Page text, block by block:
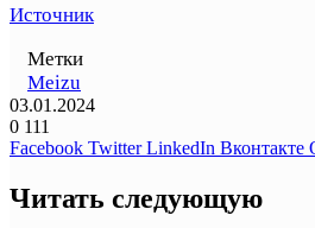
Источник
Метки
Meizu
03.01.2024
0 111
Facebook Twitter LinkedIn Вконтакте
Читать следующую